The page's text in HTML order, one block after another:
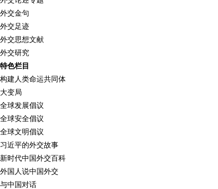
外交金句
外交足迹
外交思想文献
外交研究
特色栏目
构建人类命运共同体
大变局
全球发展倡议
全球安全倡议
全球文明倡议
习近平的外交故事
新时代中国外交百科
外国人说中国外交
与中国对话